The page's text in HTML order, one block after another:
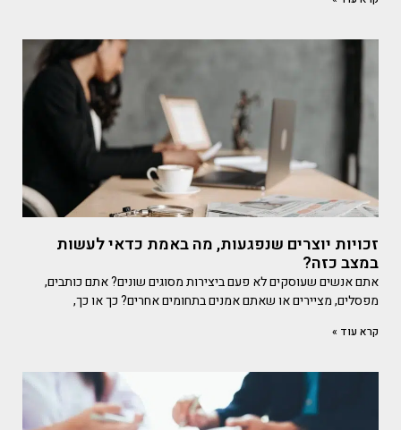
זכויות יוצרים שנפגעות, מה באמת כדאי לעשות
במצב כזה?
אתם אנשים שעוסקים לא פעם ביצירות מסוגים שונים? אתם כותבים,
מפסלים, מציירים או שאתם אמנים בתחומים אחרים? כך או כך,
קרא עוד »